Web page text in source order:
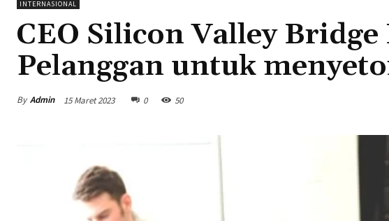
INTERNASIONAL
CEO Silicon Valley
Pelanggan untuk
By Admin 15 Maret 2023 0 50